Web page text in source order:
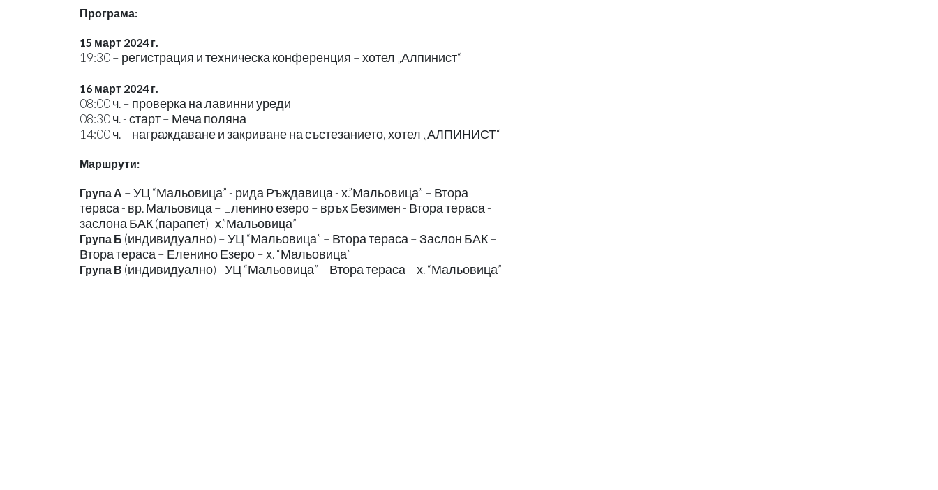
Програма:
15 март 2024 г.
19:30 – регистрация и техническа конференция – хотел „Алпинист“
16 март 2024 г.
08:00 ч. – проверка на лавинни уреди
08:30 ч. - старт – Меча поляна
14:00 ч. – награждаване и закриване на състезанието, хотел „АЛПИНИСТ“
Маршрути:
Група А – УЦ “Мальовица” - рида Ръждавица - х.”Мальовица” – Втора
тераса - вр. Мальовица – Eленино езеро – връх Безимен - Втора тераса -
заслона БАК (парапет)- х.”Мальовица”
Група Б (индивидуално) – УЦ “Мальовица” – Втора тераса – Заслон БАК –
Втора тераса – Еленино Езеро – х. “Мальовица”
Група В (индивидуално) - УЦ “Мальовица” – Втора тераса – х. “Мальовица”